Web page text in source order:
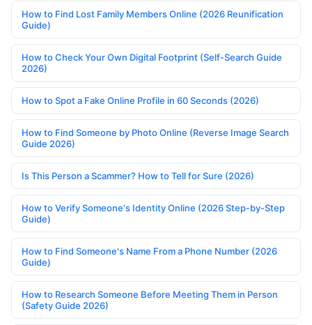
How to Find Lost Family Members Online (2026 Reunification
Guide)
How to Check Your Own Digital Footprint (Self-Search Guide
2026)
How to Spot a Fake Online Profile in 60 Seconds (2026)
How to Find Someone by Photo Online (Reverse Image Search
Guide 2026)
Is This Person a Scammer? How to Tell for Sure (2026)
How to Verify Someone's Identity Online (2026 Step-by-Step
Guide)
How to Find Someone's Name From a Phone Number (2026
Guide)
How to Research Someone Before Meeting Them in Person
(Safety Guide 2026)